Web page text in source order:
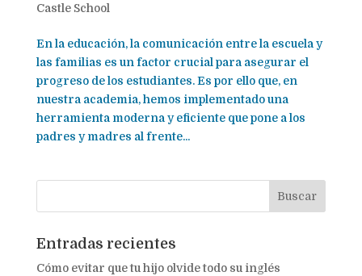
Castle School
En la educación, la comunicación entre la escuela y
las familias es un factor crucial para asegurar el
progreso de los estudiantes. Es por ello que, en
nuestra academia, hemos implementado una
herramienta moderna y eficiente que pone a los
padres y madres al frente...
Entradas recientes
Cómo evitar que tu hijo olvide todo su inglés